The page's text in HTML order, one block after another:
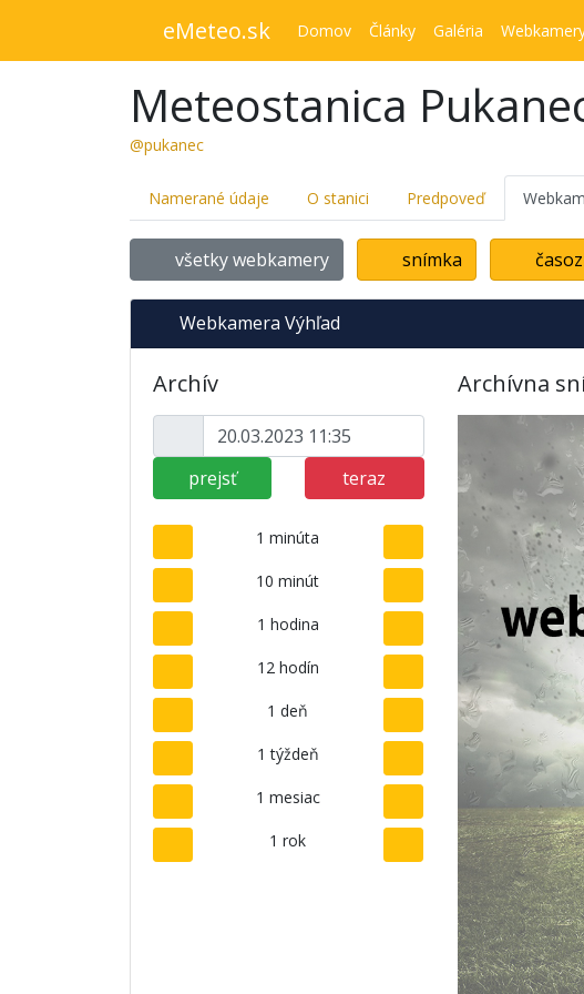
eMeteo.sk Domov Články Galéria
Meteostanica
@pukanec
Namerané údaje O stanici Predpoveď
všetky webkamery snímka
Webkamera Výhľad
Archív
prejsť teraz
1 minúta
10 minút
1 hodina
12 hodín
1 deň
1 týždeň
1 mesiac
1 rok
Archívna